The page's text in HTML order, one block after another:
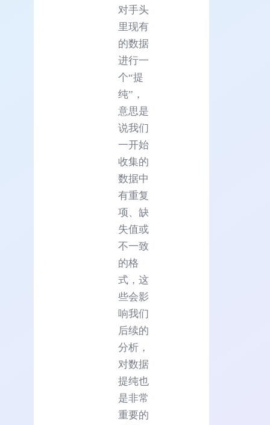
对手头
里现有
的数据
进行一
个“提
纯”，
意思是
说我们
一开始
收集的
数据中
有重复
项、缺
失值或
不一致
的格
式，这
些会影
响我们
后续的
分析，
对数据
提纯也
是非常
重要的